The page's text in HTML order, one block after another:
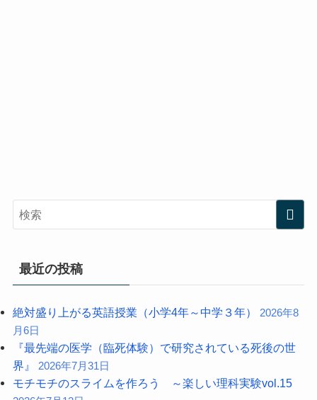
最近の投稿
絶対盛り上がる英語授業（小学4年～中学３年） 2026年8
月6日
『最先端の医学（臨死体験）で研究されている死後の世
界』 2026年7月31日
モチモチのスライムを作ろう ～楽しい理科実験vol.15